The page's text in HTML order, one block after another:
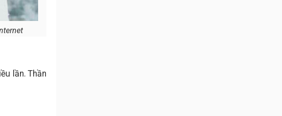
lần. Thần